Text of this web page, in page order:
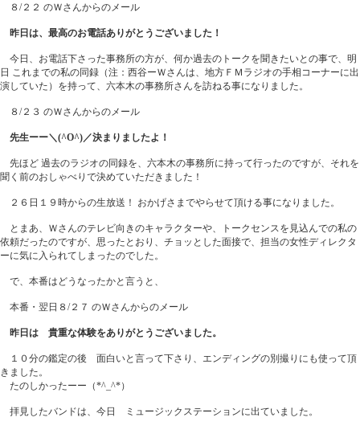
８/２２ のＷさんからのメール
昨日は、最高のお電話ありがとうございました！
今日、お電話下さった事務所の方が、何か過去のトークを聞きたいとの事で、明
日 これまでの私の同録（注：西谷ーＷさんは、地方ＦＭラジオの手相コーナーに出
演していた）を持って、六本木の事務所さんを訪ねる事になりました。
８/２３ のＷさんからのメール
先生ーー＼(^O^)／決まりましたよ！
先ほど 過去のラジオの同録を、六本木の事務所に持って行ったのですが、それを
聞く前のおしゃべりで決めていただきました！
２６日１９時からの生放送！ おかげさまでやらせて頂ける事になりました。
とまあ、Ｗさんのテレビ向きのキャラクターや、トークセンスを見込んでの私の
依頼だったのですが、思ったとおり、チョッとした面接で、担当の女性ディレクタ
ーに気に入られてしまったのでした。
で、本番はどうなったかと言うと、
本番・翌日８/２７ のＷさんからのメール
昨日は 貴重な体験をありがとうございました。
１０分の鑑定の後 面白いと言って下さり、エンディングの別撮りにも使って頂
きました。
たのしかったーー（*^_^*）
拝見したバンドは、今日 ミュージックステーションに出ていました。